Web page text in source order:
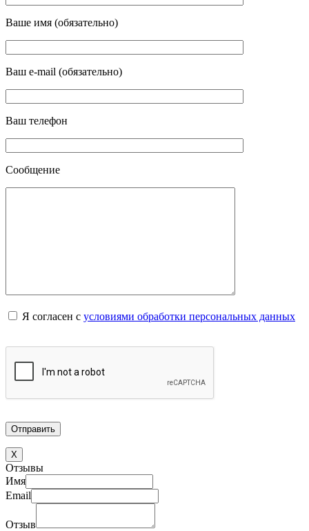
Ваше имя (обязательно)
Ваш e-mail (обязательно)
Ваш телефон
Сообщение
Я согласен с условиями обработки персональных данных
X
Отзывы
Имя
Email
Отзыв